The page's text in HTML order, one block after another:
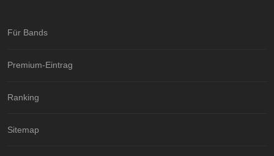
Für Bands
Premium-Eintrag
Ranking
Sitemap